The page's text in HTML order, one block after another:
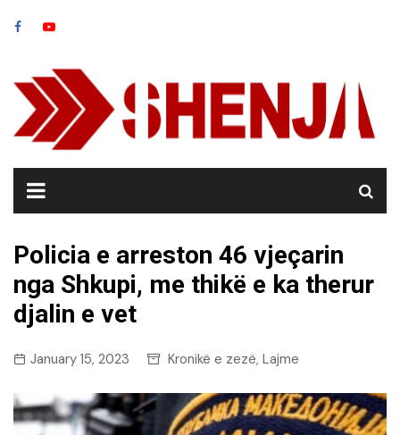
Policia e arreston 46 vjeçarin
nga Shkupi, me thikë e ka therur
djalin e vet
January 15, 2023 Kronikë e zezë, Lajme